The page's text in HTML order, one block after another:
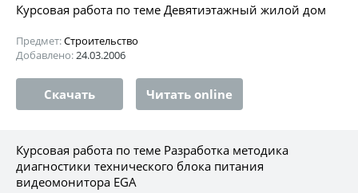
Курсовая работа по теме Девятиэтажный жилой дом
Предмет:Строительство
Добавлено:24.03.2006
Скачать Читать online
Курсовая работа по теме Разработка методика
диагностики технического блока питания
видеомонитора EGA